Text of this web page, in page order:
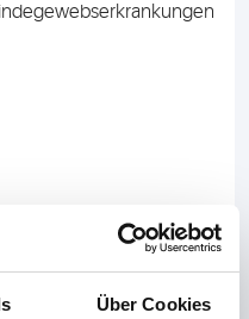
Über Cookies
können
Für die jeweiligen
entsprechende Panels